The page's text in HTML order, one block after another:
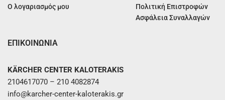
Ο λογαριασμός μου
Πολιτική Επιστροφών
Ασφάλεια Συναλλαγών
ΕΠΙΚΟΙΝΩΝΙΑ
KÄRCHER CENTER KALOTERAKIS
2104617070 – 210 4082874
info@karcher-center-kaloterakis.gr